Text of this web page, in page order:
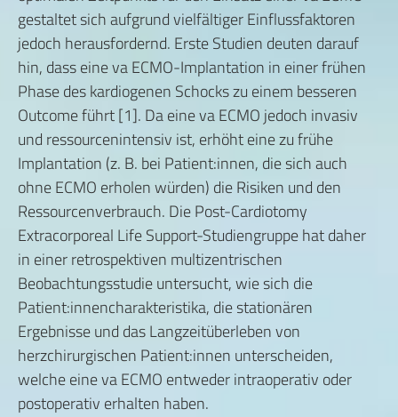
gestaltet sich aufgrund vielfältiger Einflussfaktoren
jedoch herausfordernd. Erste Studien deuten darauf
hin, dass eine va ECMO-Implantation in einer frühen
Phase des kardiogenen Schocks zu einem besseren
Outcome führt [1]. Da eine va ECMO jedoch invasiv
und ressourcenintensiv ist, erhöht eine zu frühe
Implantation (z. B. bei Patient:innen, die sich auch
ohne ECMO erholen würden) die Risiken und den
Ressourcenverbrauch. Die Post-Cardiotomy
Extracorporeal Life Support-Studiengruppe hat daher
in einer retrospektiven multizentrischen
Beobachtungsstudie untersucht, wie sich die
Patient:innencharakteristika, die stationären
Ergebnisse und das Langzeitüberleben von
herzchirurgischen Patient:innen unterscheiden,
welche eine va ECMO entweder intraoperativ oder
postoperativ erhalten haben.